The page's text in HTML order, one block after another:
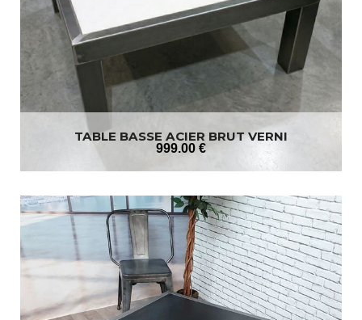
TABLE BASSE ACIER BRUT VERNI
999.00 €